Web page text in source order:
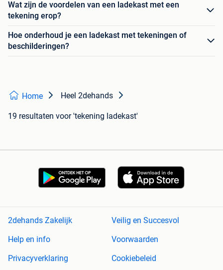
Wat zijn de voordelen van een ladekast met een
tekening erop?
Hoe onderhoud je een ladekast met tekeningen of
beschilderingen?
Home Heel 2dehands
19 resultaten voor 'tekening ladekast'
2dehands Zakelijk
Veilig en Succesvol
Help en info
Voorwaarden
Privacyverklaring
Cookiebeleid